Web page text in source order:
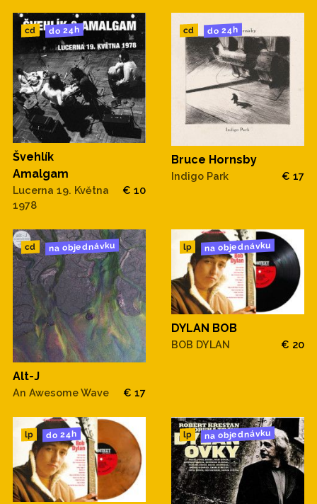
cd do 24h
Švehlík
Amalgam
Lucerna 19. Května
1978
€ 10
cd do 24h
Bruce Hornsby
Indigo Park € 17
cd na objednávku
Alt-J
An Awesome Wave € 17
lp na objednávku
DYLAN BOB
BOB DYLAN € 20
lp do 24h lp na objednávku